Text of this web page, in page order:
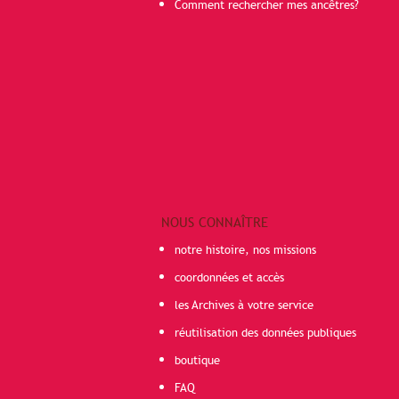
Comment rechercher mes ancêtres?
NOUS CONNAÎTRE
notre histoire, nos missions
coordonnées et accès
les Archives à votre service
réutilisation des données publiques
boutique
FAQ